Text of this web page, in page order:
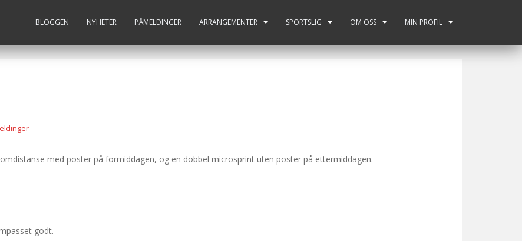
BLOGGEN NYHETER PÅMELDINGER ARRANGEMENTER SPORTSLIG OM OSS MIN PROFIL
med poster på formiddagen, og en dobbel microsprint uten poster på ettermiddagen.
godt.